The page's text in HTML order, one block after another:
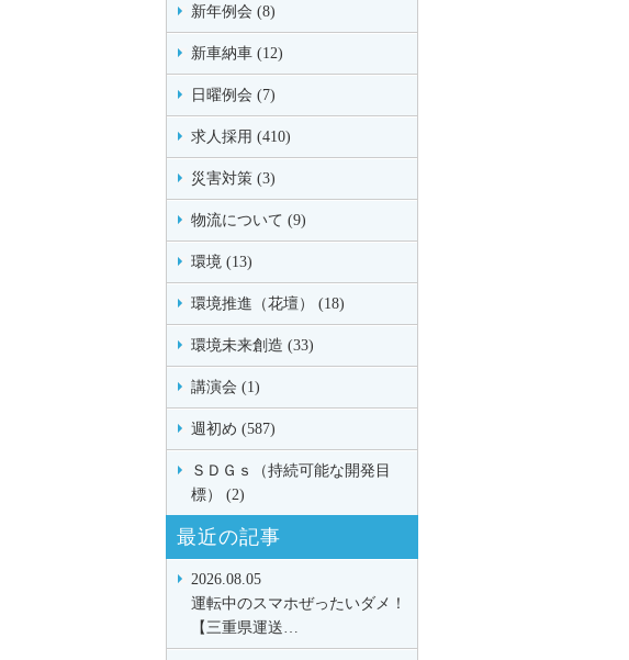
新年例会 (8)
新車納車 (12)
日曜例会 (7)
求人採用 (410)
災害対策 (3)
物流について (9)
環境 (13)
環境推進（花壇） (18)
環境未来創造 (33)
講演会 (1)
週初め (587)
ＳＤＧｓ（持続可能な開発目
標） (2)
最近の記事
2026.08.05
運転中のスマホぜったいダメ！
【三重県運送…